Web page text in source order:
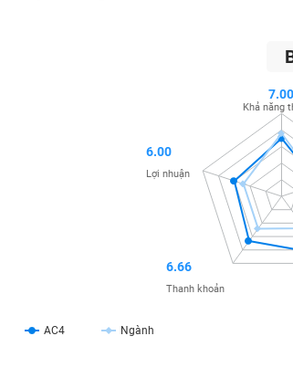
AC4 Ngành
7.00
Khả năng
6.66
Thanh khoản
6.00
Lợi nhuận